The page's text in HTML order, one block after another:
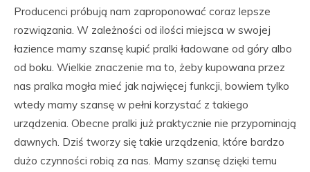
Producenci próbują nam zaproponować coraz lepsze
rozwiązania. W zależności od ilości miejsca w swojej
łazience mamy szansę kupić pralki ładowane od góry albo
od boku. Wielkie znaczenie ma to, żeby kupowana przez
nas pralka mogła mieć jak najwięcej funkcji, bowiem tylko
wtedy mamy szansę w pełni korzystać z takiego
urządzenia. Obecne pralki już praktycznie nie przypominają
dawnych. Dziś tworzy się takie urządzenia, które bardzo
dużo czynności robią za nas. Mamy szansę dzięki temu